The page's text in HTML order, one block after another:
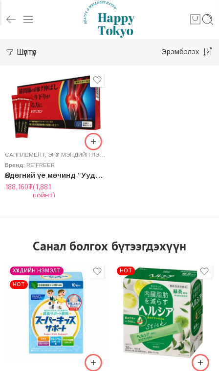
Шүүлтүүр Эрэмбэлэх
САППЛЕМЕНТ ЭРҮҮЛ МЭНДИЙН НЭМЭЛТ
Бренд: RE'FREER
Өвдөгний үе мөчинд “Уудаг Протеогликан Рефрийр”
188,160₮(1,881
пойнт)
Санал болгох бүтээгдэхүүн
ХҮҮХДИЙН НЭМЭЛТ
HOT
HOT